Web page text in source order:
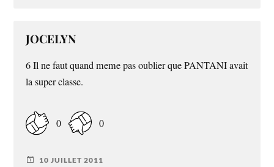
JOCELYN
6 Il ne faut quand meme pas oublier que PANTANI avait
la super classe.
0 0
10 JUILLET 2011